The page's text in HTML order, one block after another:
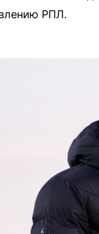
РПЛ.